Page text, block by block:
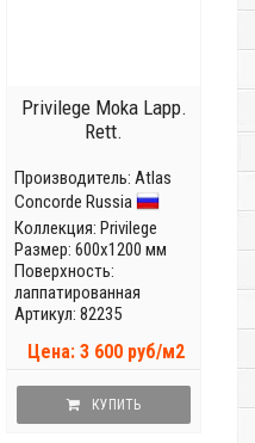
Privilege Moka Lapp.
Rett.
Производитель: Atlas
Concorde Russia
Коллекция: Privilege
Размер: 600x1200 мм
Поверхность:
лаппатированная
Артикул: 82235
Цена: 3 600 руб/м2
КУПИТЬ